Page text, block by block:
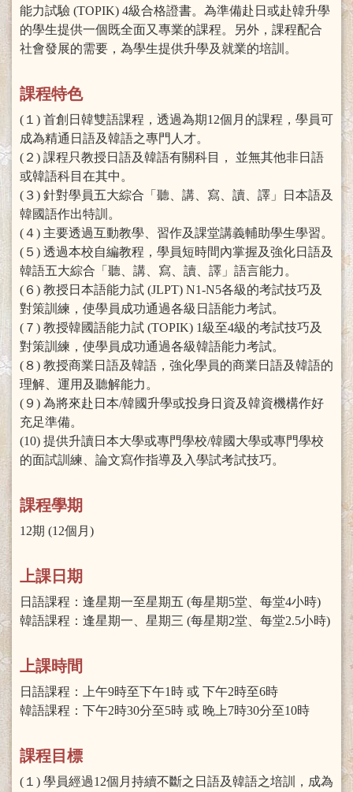
能力試驗 (TOPIK) 4級合格證書。為準備赴日或赴韓升學
的學生提供一個既全面又專業的課程。另外，課程配合
社會發展的需要，為學生提供升學及就業的培訓。
課程特色
(１) 首創日韓雙語課程，透過為期12個月的課程，學員可
成為精通日語及韓語之專門人才。
(２) 課程只教授日語及韓語有關科目， 並無其他非日語
或韓語科目在其中。
(３) 針對學員五大綜合「聽、講、寫、讀、譯」日本語及
韓國語作出特訓。
(４) 主要透過互動教學、習作及課堂講義輔助學生學習。
(５) 透過本校自編教程，學員短時間內掌握及強化日語及
韓語五大綜合「聽、講、寫、讀、譯」語言能力。
(６) 教授日本語能力試 (JLPT) N1-N5各級的考試技巧及
對策訓練，使學員成功通過各級日語能力考試。
(７) 教授韓國語能力試 (TOPIK) 1級至4級的考試技巧及
對策訓練，使學員成功通過各級韓語能力考試。
(８) 教授商業日語及韓語，強化學員的商業日語及韓語的
理解、運用及聽解能力。
(９) 為將來赴日本/韓國升學或投身日資及韓資機構作好
充足準備。
(10) 提供升讀日本大學或專門學校/韓國大學或專門學校
的面試訓練、論文寫作指導及入學試考試技巧。
課程學期
12期 (12個月)
上課日期
日語課程：逢星期一至星期五 (每星期5堂、每堂4小時)
韓語課程：逢星期一、星期三 (每星期2堂、每堂2.5小時)
上課時間
日語課程：上午9時至下午1時 或 下午2時至6時
韓語課程：下午2時30分至5時 或 晚上7時30分至10時
課程目標
(１) 學員經過12個月持續不斷之日語及韓語之培訓，成為